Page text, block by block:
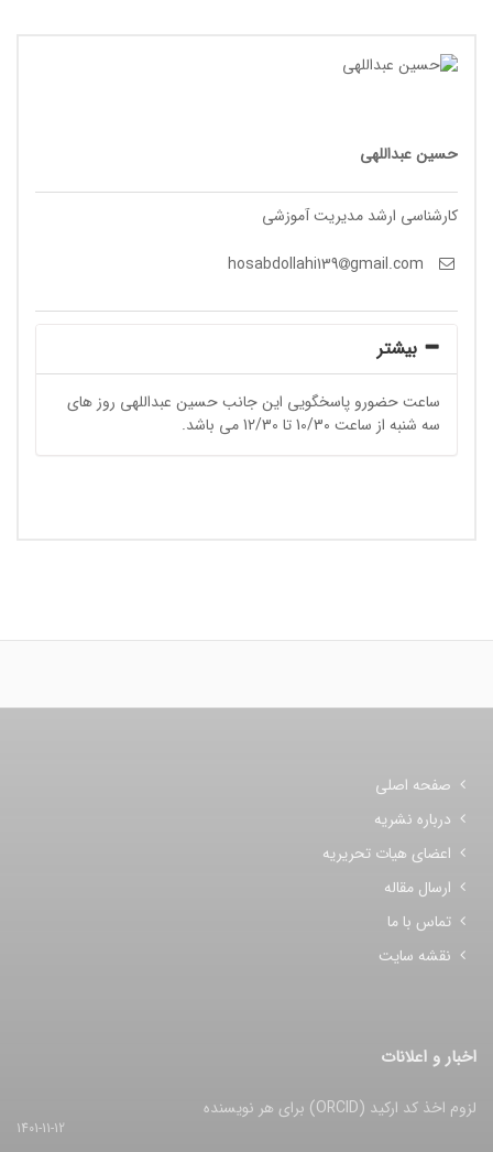
حسین عبداللهی
کارشناسی ارشد مدیریت آموزشی
gmail.com
بیشتر
ساعت حضورو پاسخگویی این جانب حسین عبداللهی روز های
سه شنبه از ساعت 10/30 تا 12/30 می باشد.
صفحه اصلی
درباره نشریه
اعضای هیات تحریریه
ارسال مقاله
تماس با ما
نقشه سایت
اخبار و اعلانات
لزوم اخذ کد ارکید (ORCID) برای هر نویسنده
1401-11-12